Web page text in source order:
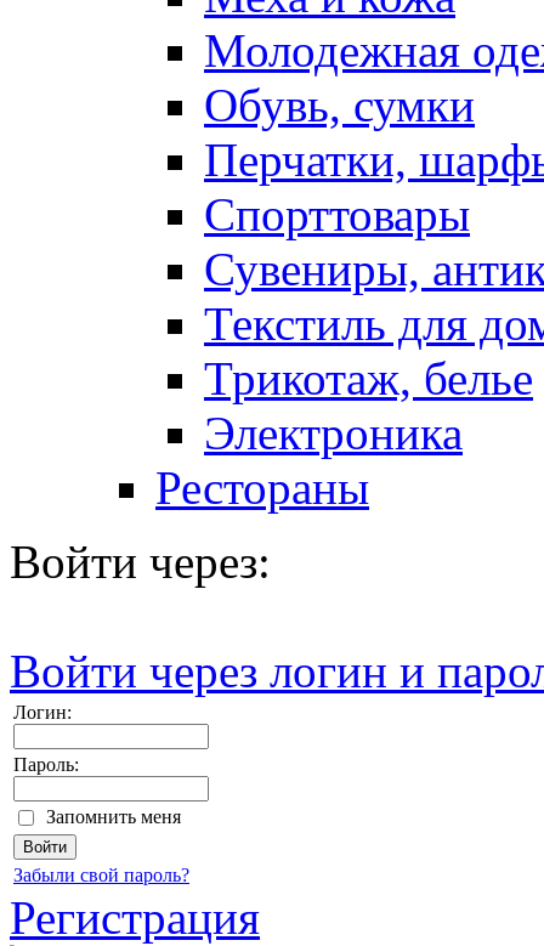
Молодежная
Обувь, сумки
Перчатки,
Спорттовары
Сувениры,
Текстиль для
Трикотаж, белье
Электроника
Рестораны
Войти через:
Войти через логин и
Логин:
Пароль:
Запомнить меня
Забыли свой пароль?
Регистрация